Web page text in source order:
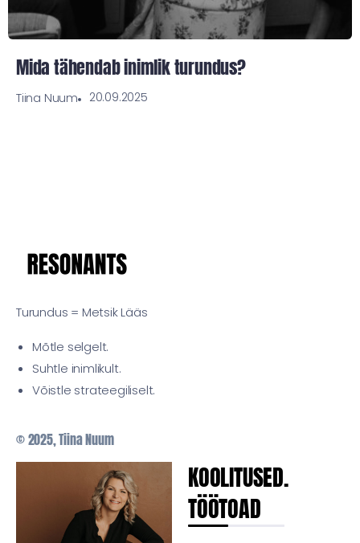
Mida tähendab inimlik turundus?
Tiina Nuum 20.09.2025
Turundus = Metsik Lääs
Mõtle selgelt.
Suhtle inimlikult.
Võistle strateegiliselt.
© 2025, Tiina Nuum
KOOLITUSED.
TÖÖTOAD